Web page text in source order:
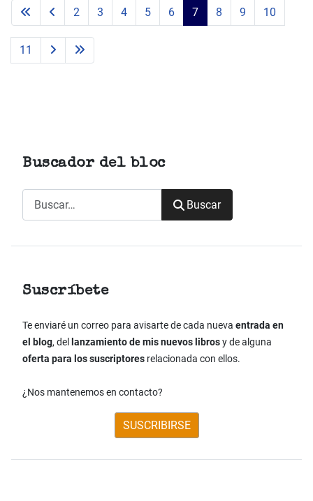
2 3 4 5 6 7 8 9 10
11
Buscador del bloc
Buscar
Suscríbete
Te enviaré un correo para avisarte de cada nueva entrada en
el blog, del lanzamiento de mis nuevos librosy de alguna
oferta para los suscriptores relacionada con ellos.
¿Nos mantenemos en contacto?
SUSCRIBIRSE